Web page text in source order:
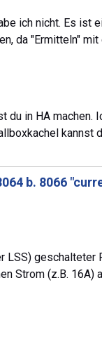
ich nicht. Es ist
da "Ermitteln"
in HA machen.
kannst
b. 8066
geschalteter
Strom (z.B. 16A)